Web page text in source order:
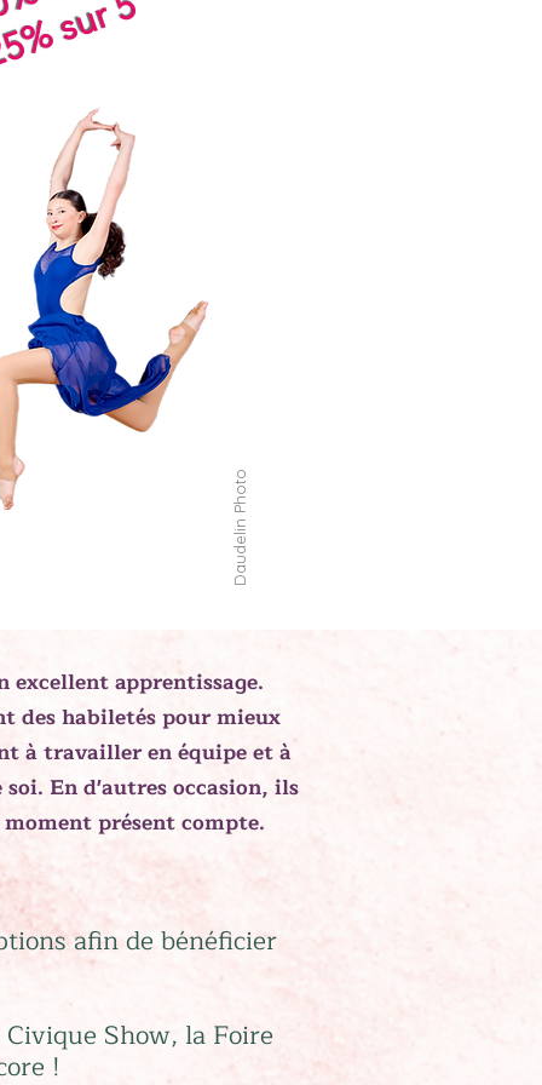
Daudelin Photo
sur 5
excellent apprentissage.
des habiletés pour mieux
à travailler en équipe et à
En d'autres occasion, ils
présent compte.
afin de bénéficier
Show, la Foire
!